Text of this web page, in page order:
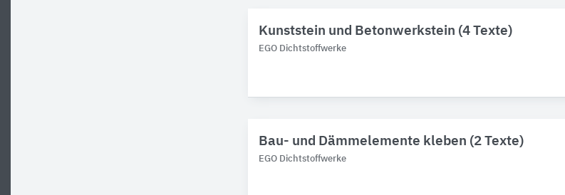
Kunststein und Betonwerkstein (4 Texte)
EGO Dichtstoffwerke
Bau- und Dämmelemente kleben (2 Texte)
EGO Dichtstoffwerke